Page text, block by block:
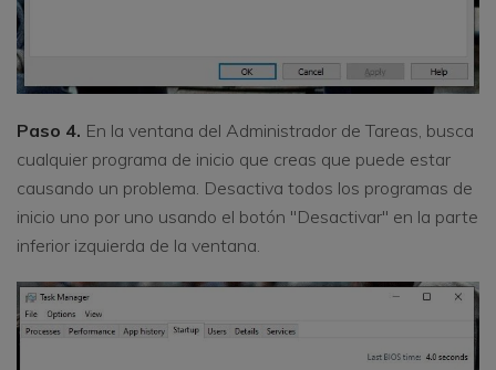
Paso 4. En la ventana del Administrador de Tareas, busca
cualquier programa de inicio que creas que puede estar
causando un problema. Desactiva todos los programas de
inicio uno por uno usando el botón "Desactivar" en la parte
inferior izquierda de la ventana.